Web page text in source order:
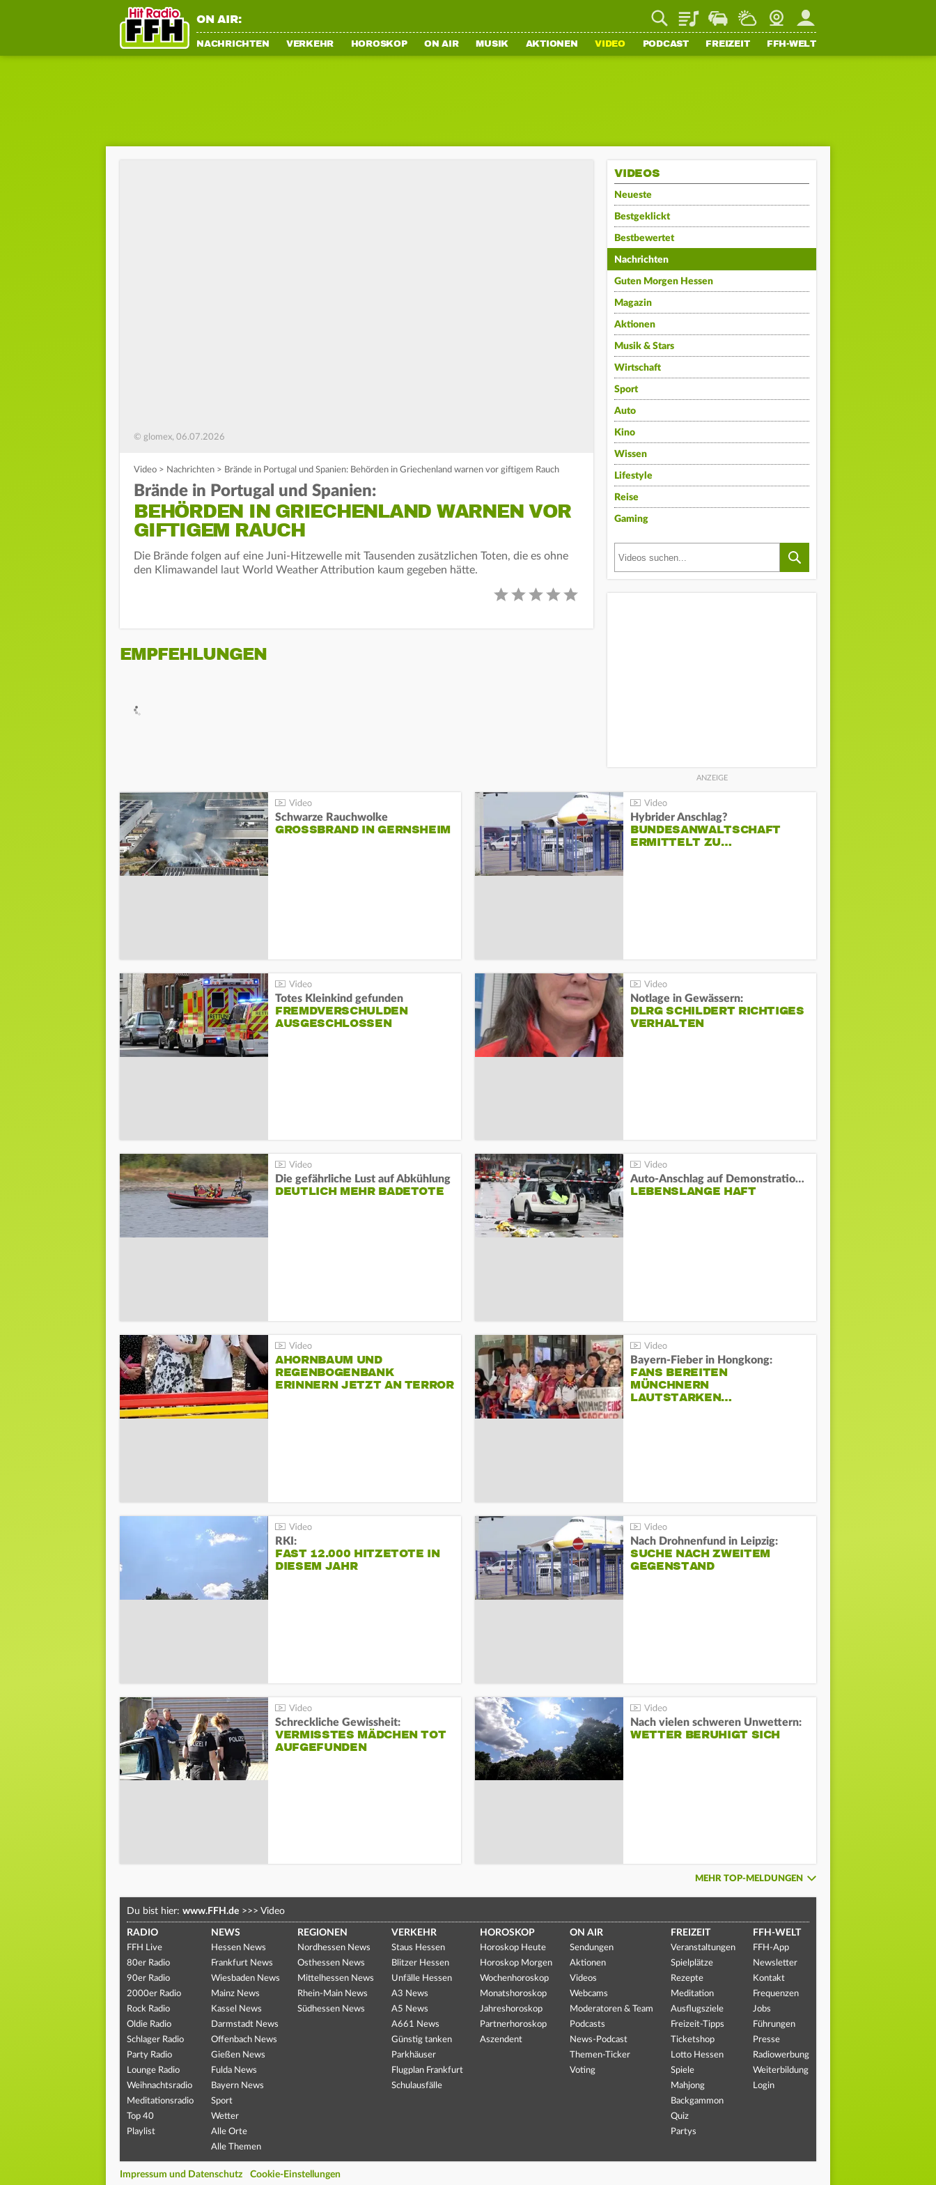
ON AIR: PlaylistStaupilotWetterWebcamMein FFH
NACHRICHTEN VERKEHR HOROSKOP ON AIR MUSIK AKTIONEN VIDEO PODCAST FREIZEIT FFH-WELT
© glomex, 06.07.2026
Video > Nachrichten > Brände in Portugal und Spanien: Behörden in Griechenland warnen vor giftigem Rauch
Brände in Portugal und Spanien:
BEHÖRDEN IN GRIECHENLAND WARNEN VOR
GIFTIGEM RAUCH
Die Brände folgen auf eine Juni-Hitzewelle mit Tausenden zusätzlichen Toten, die es ohne
den Klimawandel laut World Weather Attribution kaum gegeben hätte.
EMPFEHLUNGEN
VIDEOS
Neueste
Bestgeklickt
Bestbewertet
Nachrichten
Guten Morgen Hessen
Magazin
Aktionen
Musik & Stars
Wirtschaft
Sport
Auto
Kino
Wissen
Lifestyle
Reise
Gaming
Schwarze Rauchwolke
GROSSBRAND IN GERNSHEIM
Hybrider Anschlag?
BUNDESANWALTSCHAFT
ERMITTELT ZU…
Totes Kleinkind gefunden
FREMDVERSCHULDEN
AUSGESCHLOSSEN
Notlage in Gewässern:
DLRG SCHILDERT RICHTIGES
VERHALTEN
Die gefährliche Lust auf Abkühlung
DEUTLICH MEHR BADETOTE
Auto-Anschlag auf Demonstration in München:
LEBENSLANGE HAFT
AHORNBAUM UND
REGENBOGENBANK
ERINNERN JETZT AN TERROR
Bayern-Fieber in Hongkong:
FANS BEREITEN
MÜNCHNERN
LAUTSTARKEN…
RKI:
FAST 12.000 HITZETOTE IN
DIESEM JAHR
Nach Drohnenfund in Leipzig:
SUCHE NACH ZWEITEM
GEGENSTAND
Schreckliche Gewissheit:
VERMISSTES MÄDCHEN TOT
AUFGEFUNDEN
Nach vielen schweren Unwettern:
WETTER BERUHIGT SICH
MEHR TOP-MELDUNGEN
Du bist hier: www.FFH.de >>> Video
RADIO
FFH Live
80er Radio
90er Radio
2000er Radio
Rock Radio
Oldie Radio
Schlager Radio
Party Radio
Lounge Radio
Weihnachtsradio
Meditationsradio
Top 40
Playlist
NEWS
Hessen News
Frankfurt News
Wiesbaden News
Mainz News
Kassel News
Darmstadt News
Offenbach News
Gießen News
Fulda News
Bayern News
Sport
Wetter
Alle Orte
Alle Themen
REGIONEN
Nordhessen News
Osthessen News
Mittelhessen News
Rhein-Main News
Südhessen News
VERKEHR
Staus Hessen
Blitzer Hessen
Unfälle Hessen
A3 News
A5 News
A661 News
Günstig tanken
Parkhäuser
Flugplan Frankfurt
Schulausfälle
HOROSKOP
Horoskop Heute
Horoskop Morgen
Wochenhoroskop
Monatshoroskop
Jahreshoroskop
Partnerhoroskop
Aszendent
ON AIR
Sendungen
Aktionen
Videos
Webcams
Moderatoren & Team
Podcasts
News-Podcast
Themen-Ticker
Voting
FREIZEIT
Veranstaltungen
Spielplätze
Rezepte
Meditation
Ausflugsziele
Freizeit-Tipps
Ticketshop
Lotto Hessen
Spiele
Mahjong
Backgammon
Quiz
Partys
FFH-WELT
FFH-App
Newsletter
Kontakt
Frequenzen
Jobs
Führungen
Presse
Radiowerbung
Weiterbildung
Login
Impressum und Datenschutz Cookie-Einstellungen